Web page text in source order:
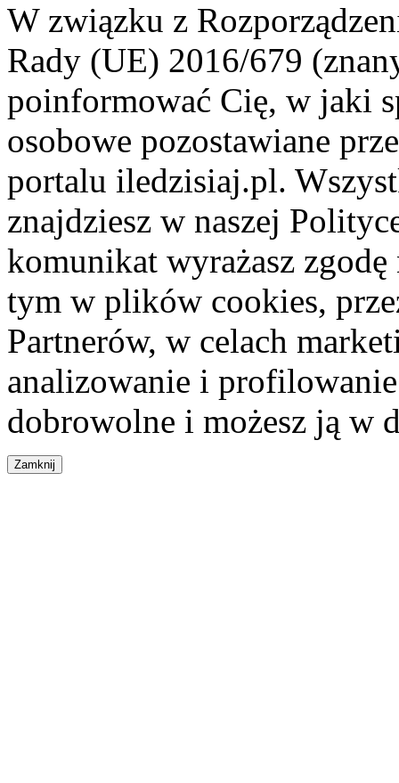
W związku z
Rady (UE) 2016/679
poinformować Cię, w jaki
osobowe pozostawiane
portalu iledzisiaj.pl.
znajdziesz w naszej
komunikat wyrażasz
tym w plików cookies,
Partnerów, w celach
analizowanie i
dobrowolne i możesz ją w